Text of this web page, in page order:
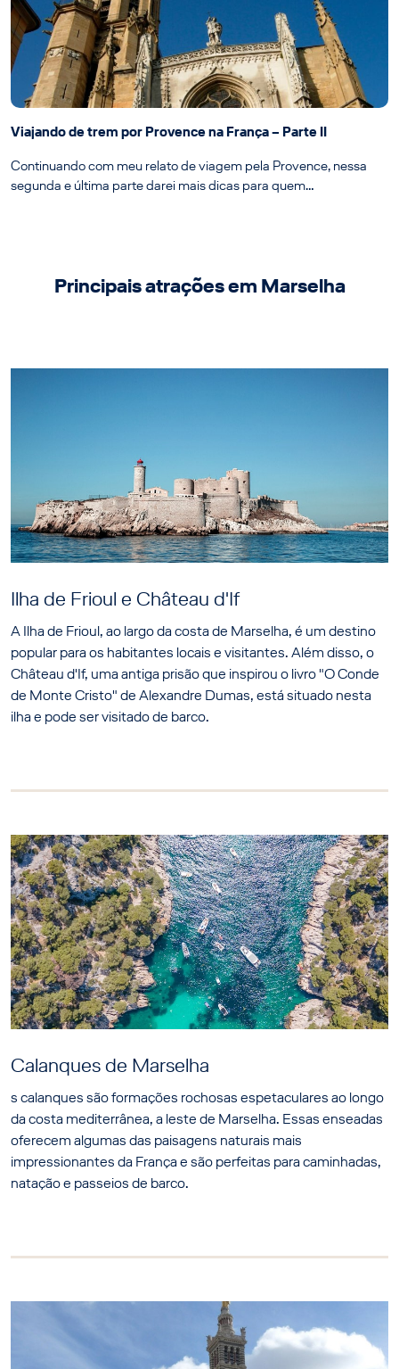
Viajando de trem por Provence na França – Parte II
Continuando com meu relato de viagem pela Provence, nessa
segunda e última parte darei mais dicas para quem…
Principais atrações em Marselha
Ilha de Frioul e Château d'If
A Ilha de Frioul, ao largo da costa de Marselha, é um destino
popular para os habitantes locais e visitantes. Além disso, o
Château d'If, uma antiga prisão que inspirou o livro "O Conde
de Monte Cristo" de Alexandre Dumas, está situado nesta
ilha e pode ser visitado de barco.
Calanques de Marselha
s calanques são formações rochosas espetaculares ao longo
da costa mediterrânea, a leste de Marselha. Essas enseadas
oferecem algumas das paisagens naturais mais
impressionantes da França e são perfeitas para caminhadas,
natação e passeios de barco.